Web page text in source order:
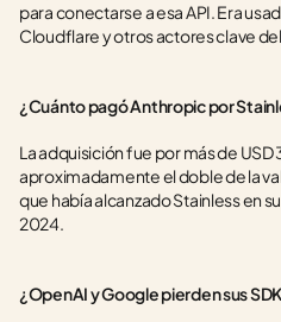
para conectarse a esa API. Era
Cloudflare y otros actores clave
¿Cuánto pagó Anthropic por
La adquisición fue por más de
aproximadamente el doble de la
que había alcanzado Stainless en
2024.
¿OpenAI y Google pierden sus